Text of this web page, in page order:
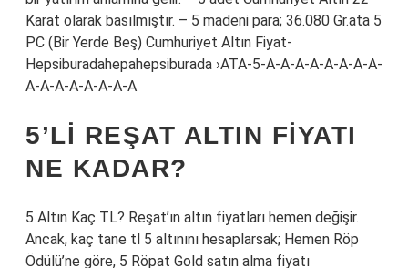
Karat olarak basılmıştır. – 5 madeni para; 36.080 Gr.ata 5
PC (Bir Yerde Beş) Cumhuriyet Altın Fiyat-
Hepsiburadahepahepsiburada ›ATA-5-A-A-A-A-A-A-A-A-
A-A-A-A-A-A-A-A
5’LI REŞAT ALTIN FIYATI
NE KADAR?
5 Altın Kaç TL? Reşat’ın altın fiyatları hemen değişir.
Ancak, kaç tane tl 5 altınını hesaplarsak; Hemen Röp
Ödülü’ne göre, 5 Röpat Gold satın alma fiyatı